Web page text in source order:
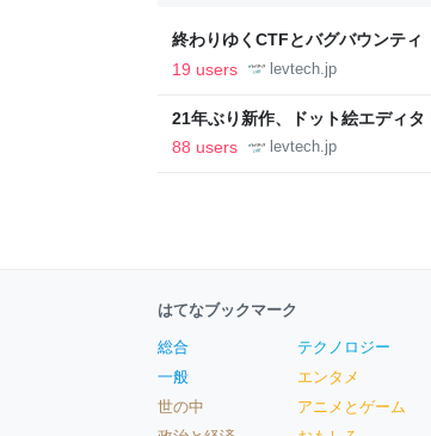
終わりゆくCTFとバグバウンテ
ること【フォーカス】 - レバテッ
19 users levtech.jp
21年ぶり新作、ドット絵エディ
ついて作者に聞く【フォーカス】
88 users levtech.jp
はてなブックマーク
総合
一般
世の中
テクノロジー
エンタメ
アニメとゲーム